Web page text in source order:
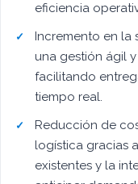
eficiencia
Incremento en la
una gestión ágil
facilitando
tiempo real.
Reducción de
logística gracias
existentes y la